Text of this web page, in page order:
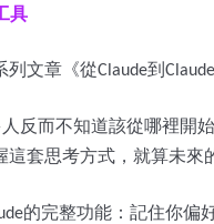
具
列文章《從Claude到
反而不知道該從哪裡開
這套思考方式，就算未來
的完整功能：記住你偏